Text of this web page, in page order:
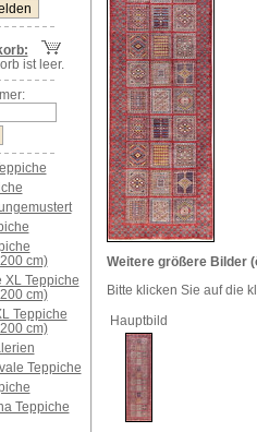
ist leer.
cm)
XL Teppiche
cm)
Teppiche
cm)
Teppiche
Teppiche
Weitere größere Bilder
Bitte klicken Sie auf die
Hauptbild